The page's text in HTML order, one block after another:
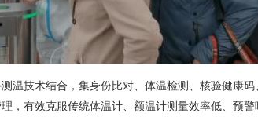
温技术结合，集身份比对、体温检测、核验健康
，有效克服传统体温计、额温计测量效率低、预警